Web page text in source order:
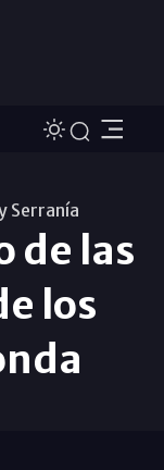
Serraní­a
de las
los